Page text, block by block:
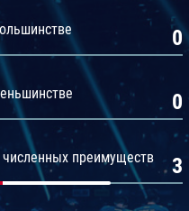
0
0
преимуществ 3